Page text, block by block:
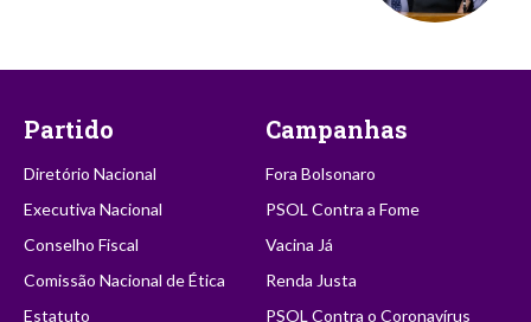
Partido
Diretório Nacional
Executiva Nacional
Conselho Fiscal
Comissão Nacional de Ética
Estatuto
Campanhas
Fora Bolsonaro
PSOL Contra a Fome
Vacina Já
Renda Justa
PSOL Contra o Coronavírus